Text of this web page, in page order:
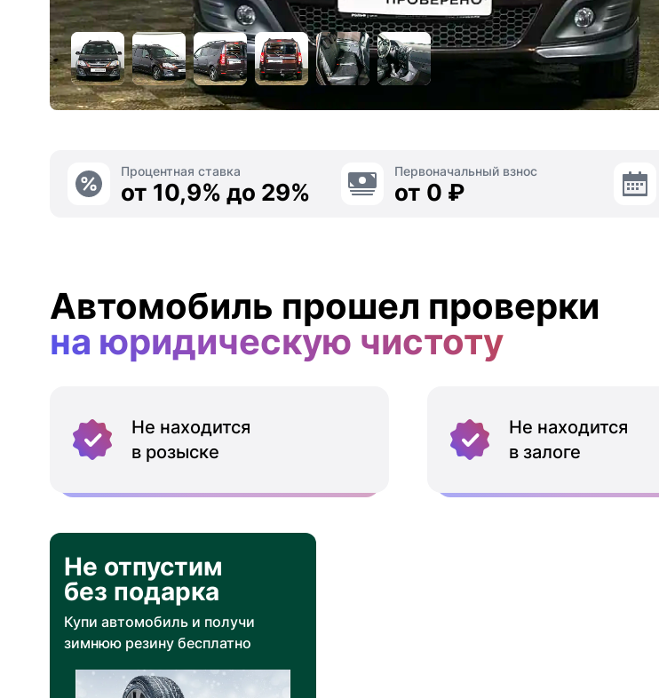
Процентная ставка
от 10,9% до 29%
Первоначальный взнос
от 0 ₽
Автомобиль прошел проверки
на юридическую чистоту
Не находится
в розыске
Не находится
в залоге
Не отпустим
без подарка
Купи автомобиль и получи
зимнюю резину бесплатно